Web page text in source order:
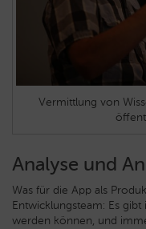
Vermittlung von
Analyse und
Was für die App als
Entwicklungsteam: Es
werden können, und